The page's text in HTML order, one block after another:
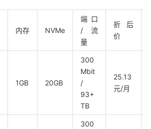
内存 NVMe
端口
/ 流
量
折后
价
1GB 20GB
300
Mbit
/
93+
TB
25.13
元/月
300